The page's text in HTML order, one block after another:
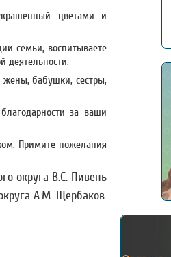
цветами и
семьи, воспитываете
деятельности.
бабушки, сестры,
за ваши
Примите пожелания
округа В.С. Пивень
А.М. Щербаков.